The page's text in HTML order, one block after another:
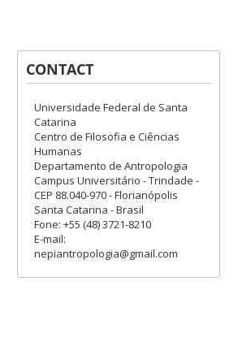
CONTACT
Universidade Federal de Santa
Catarina
Centro de Filosofia e Ciências
Humanas
Departamento de Antropologia
Campus Universitário - Trindade -
CEP 88.040-970 - Florianópolis
Santa Catarina - Brasil
Fone: +55 (48) 3721-8210
E-mail:
nepiantropologia@gmail.com